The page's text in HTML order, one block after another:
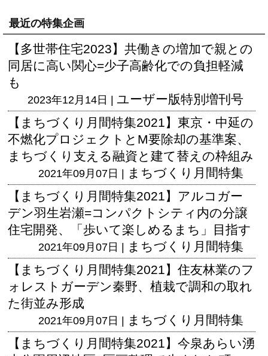
最近の特集企画
【多世帯住宅2023】共働きの増加で親との
同居に高い関心=少子高齢化での負担軽減
も
2023年12月14日 | ユーザー版特別増刊号
【まちづくり月間特集2021】東京・中延の
不燃化プロジェクトとM要除却の基準案、
まちづくり支える融資と建て替えの枠組み
2021年09月07日 | まちづくり月間特集
【まちづくり月間特集2021】アルコガー
デン羽生岩瀬=コンパクトシティ内の分譲
住宅開発、「歩いて楽しめるまち」目指す
2021年09月07日 | まちづくり月間特集
【まちづくり月間特集2021】住友林業のフ
ォレストガーデン秦野、植栽で調和の取れ
た街並み形成
2021年09月07日 | まちづくり月間特集
【まちづくり月間特集2021】今泉あらい湧